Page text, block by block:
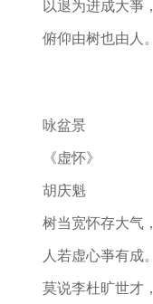
以退为进成大亊，
俯仰由树也由人。
咏盆景
《虚怀》
胡庆魁
树当宽怀存大气，
人若虚心亊有成。
莫说李杜旷世才，